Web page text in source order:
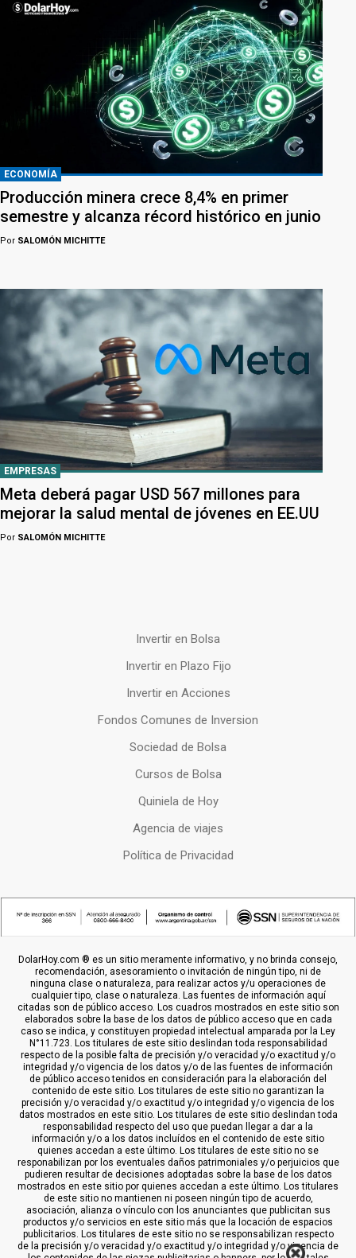
ECONOMÍA
Producción minera crece 8,4% en primer
semestre y alcanza récord histórico en junio
Por SALOMÓN MICHITTE
EMPRESAS
Meta deberá pagar USD 567 millones para
mejorar la salud mental de jóvenes en EE.UU
Por SALOMÓN MICHITTE
Invertir en Bolsa
Invertir en Plazo Fijo
Invertir en Acciones
Fondos Comunes de Inversion
Sociedad de Bolsa
Cursos de Bolsa
Quiniela de Hoy
Agencia de viajes
Política de Privacidad
DolarHoy.com ® es un sitio meramente informativo, y no brinda consejo,
recomendación, asesoramiento o invitación de ningún tipo, ni de
ninguna clase o naturaleza, para realizar actos y/u operaciones de
cualquier tipo, clase o naturaleza. Las fuentes de información aquí
citadas son de público acceso. Los cuadros mostrados en este sitio son
elaborados sobre la base de los datos de público acceso que en cada
caso se indica, y constituyen propiedad intelectual amparada por la Ley
N°11.723. Los titulares de este sitio deslindan toda responsabilidad
respecto de la posible falta de precisión y/o veracidad y/o exactitud y/o
integridad y/o vigencia de los datos y/o de las fuentes de información
de público acceso tenidos en consideración para la elaboración del
contenido de este sitio. Los titulares de este sitio no garantizan la
precisión y/o veracidad y/o exactitud y/o integridad y/o vigencia de los
datos mostrados en este sitio. Los titulares de este sitio deslindan toda
responsabilidad respecto del uso que puedan llegar a dar a la
información y/o a los datos incluídos en el contenido de este sitio
quienes accedan a este último. Los titulares de este sitio no se
responabilizan por los eventuales daños patrimoniales y/o perjuicios que
pudieren resultar de decisiones adoptadas sobre la base de los datos
mostrados en este sitio por quienes accedan a este último. Los titulares
de este sitio no mantienen ni poseen ningún tipo de acuerdo,
asociación, alianza o vínculo con los anunciantes que publicitan sus
productos y/o servicios en este sitio más que la locación de espacios
publicitarios. Los titulares de este sitio no se responsabilizan respecto
de la precisión y/o veracidad y/o exactitud y/o integridad y/o vigencia de